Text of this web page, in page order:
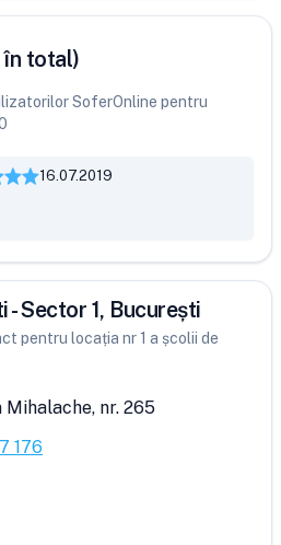
în total)
SoferOnline pentru
16.07.2019
- Sector 1, București
pentru locația nr 1 a școlii de
Mihalache, nr. 265
176